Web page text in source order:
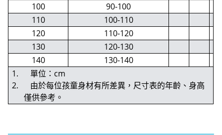
100
90-100
110
100-110
120
110-120
130
120-130
140
130-140
1. 單位：cm
2. 由於每位孩童身材有所差異，尺寸表的年齡、身高
僅供參考。